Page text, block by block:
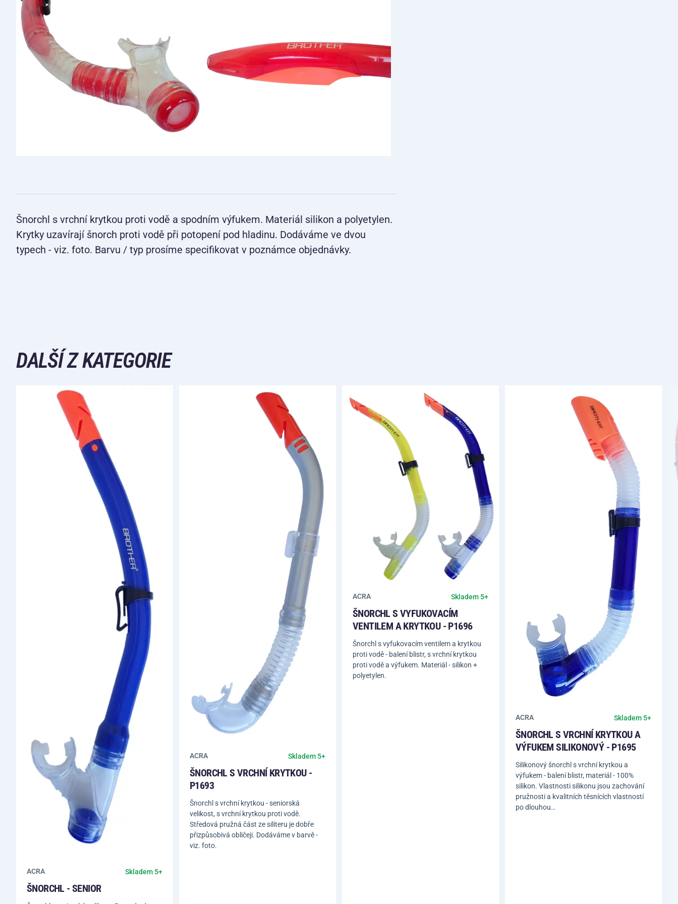
Šnorchl s vrchní krytkou proti vodě a spodním výfukem. Materiál silikon a polyetylen.
Krytky uzavírají šnorch proti vodě při potopení pod hladinu. Dodáváme ve dvou
typech - viz. foto. Barvu / typ prosíme specifikovat v poznámce objednávky.
DALŠÍ Z KATEGORIE
ACRA Skladem 5+
ŠNORCHL - SENIOR
ACRA Skladem 5+
ŠNORCHL S VRCHNÍ KRYTKOU -
P1693
Šnorchl s vrchní krytkou - seniorská
velikost, s vrchní krytkou proti vodě.
Středová pružná část ze siliteru je dobře
přizpůsobivá obličeji. Dodáváme v barvě -
viz. foto.
ACRA Skladem 5+
ŠNORCHL S VYFUKOVACÍM
VENTILEM A KRYTKOU - P1696
Šnorchl s vyfukovacím ventilem a krytkou
proti vodě - balení blistr, s vrchní krytkou
proti vodě a výfukem. Materiál - silikon +
polyetylen.
ACRA Skladem 5+
ŠNORCHL S VRCHNÍ KRYTKOU A
VÝFUKEM SILIKONOVÝ - P1695
Silikonový šnorchl s vrchní krytkou a
výfukem - balení blistr, materiál - 100%
silikon. Vlastnosti silikonu jsou zachování
pružnosti a kvalitních těsnících vlastností
po dlouhou…